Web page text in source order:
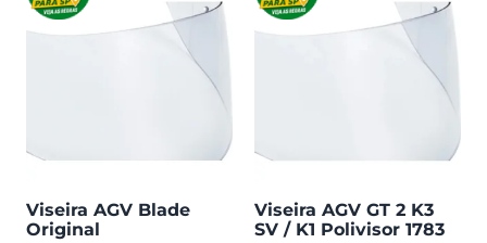
Viseira AGV Blade
Original
Viseira AGV GT 2 K3
SV / K1 Polivisor 1783